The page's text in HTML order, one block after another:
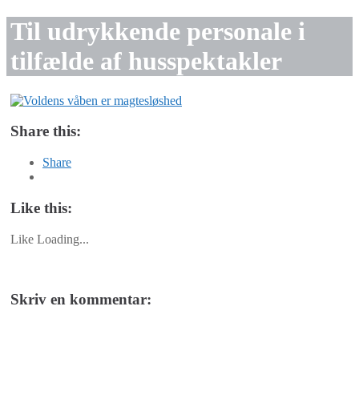
Til udrykkende personale i
tilfælde af husspektakler
Share this:
Share
Like this:
Like Loading...
Skriv en kommentar: